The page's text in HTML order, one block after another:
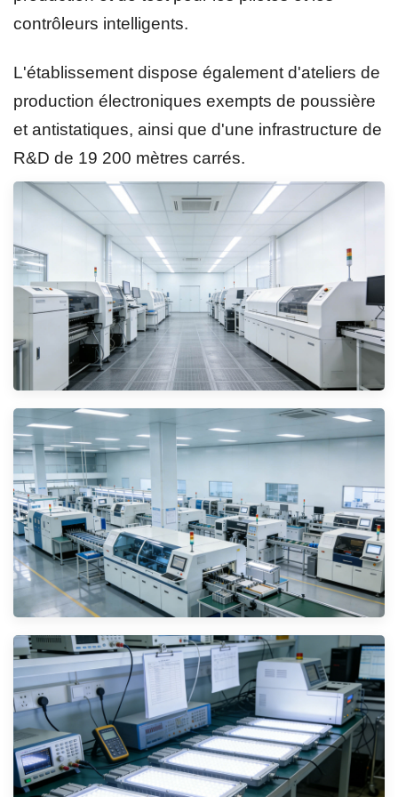
contrôleurs intelligents.
L'établissement dispose également d'ateliers de
production électroniques exempts de poussière
et antistatiques, ainsi que d'une infrastructure de
R&D de 19 200 mètres carrés.